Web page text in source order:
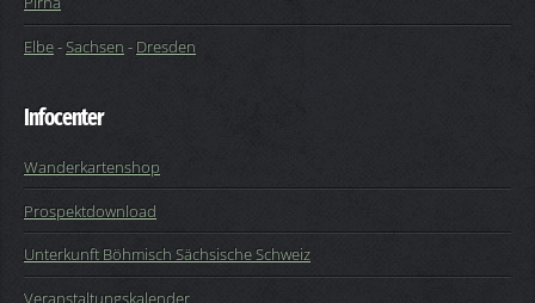
Elbe-Sachsen - Dresden
Infocenter
Wanderkartenshop
Prospektdownload
Unterkunft Böhmisch Sächsische Schweiz
Veranstaltungskalender